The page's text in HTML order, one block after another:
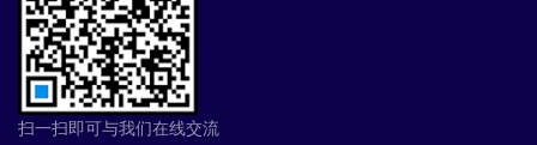
扫一扫即可与我们在线交流